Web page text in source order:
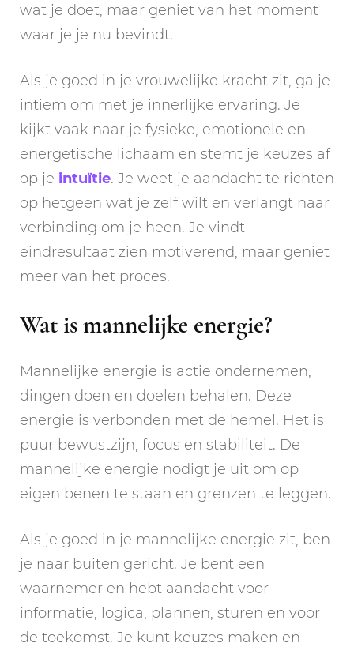
wat je doet, maar geniet van het moment
waar je je nu bevindt.
Als je goed in je vrouwelijke kracht zit, ga je
intiem om met je innerlijke ervaring. Je
kijkt vaak naar je fysieke, emotionele en
energetische lichaam en stemt je keuzes af
op je intuïtie. Je weet je aandacht te richten
op hetgeen wat je zelf wilt en verlangt naar
verbinding om je heen. Je vindt
eindresultaat zien motiverend, maar geniet
meer van het proces.
Wat is mannelijke energie?
Mannelijke energie is actie ondernemen,
dingen doen en doelen behalen. Deze
energie is verbonden met de hemel. Het is
puur bewustzijn, focus en stabiliteit. De
mannelijke energie nodigt je uit om op
eigen benen te staan en grenzen te leggen.
Als je goed in je mannelijke energie zit, ben
je naar buiten gericht. Je bent een
waarnemer en hebt aandacht voor
informatie, logica, plannen, sturen en voor
de toekomst. Je kunt keuzes maken en